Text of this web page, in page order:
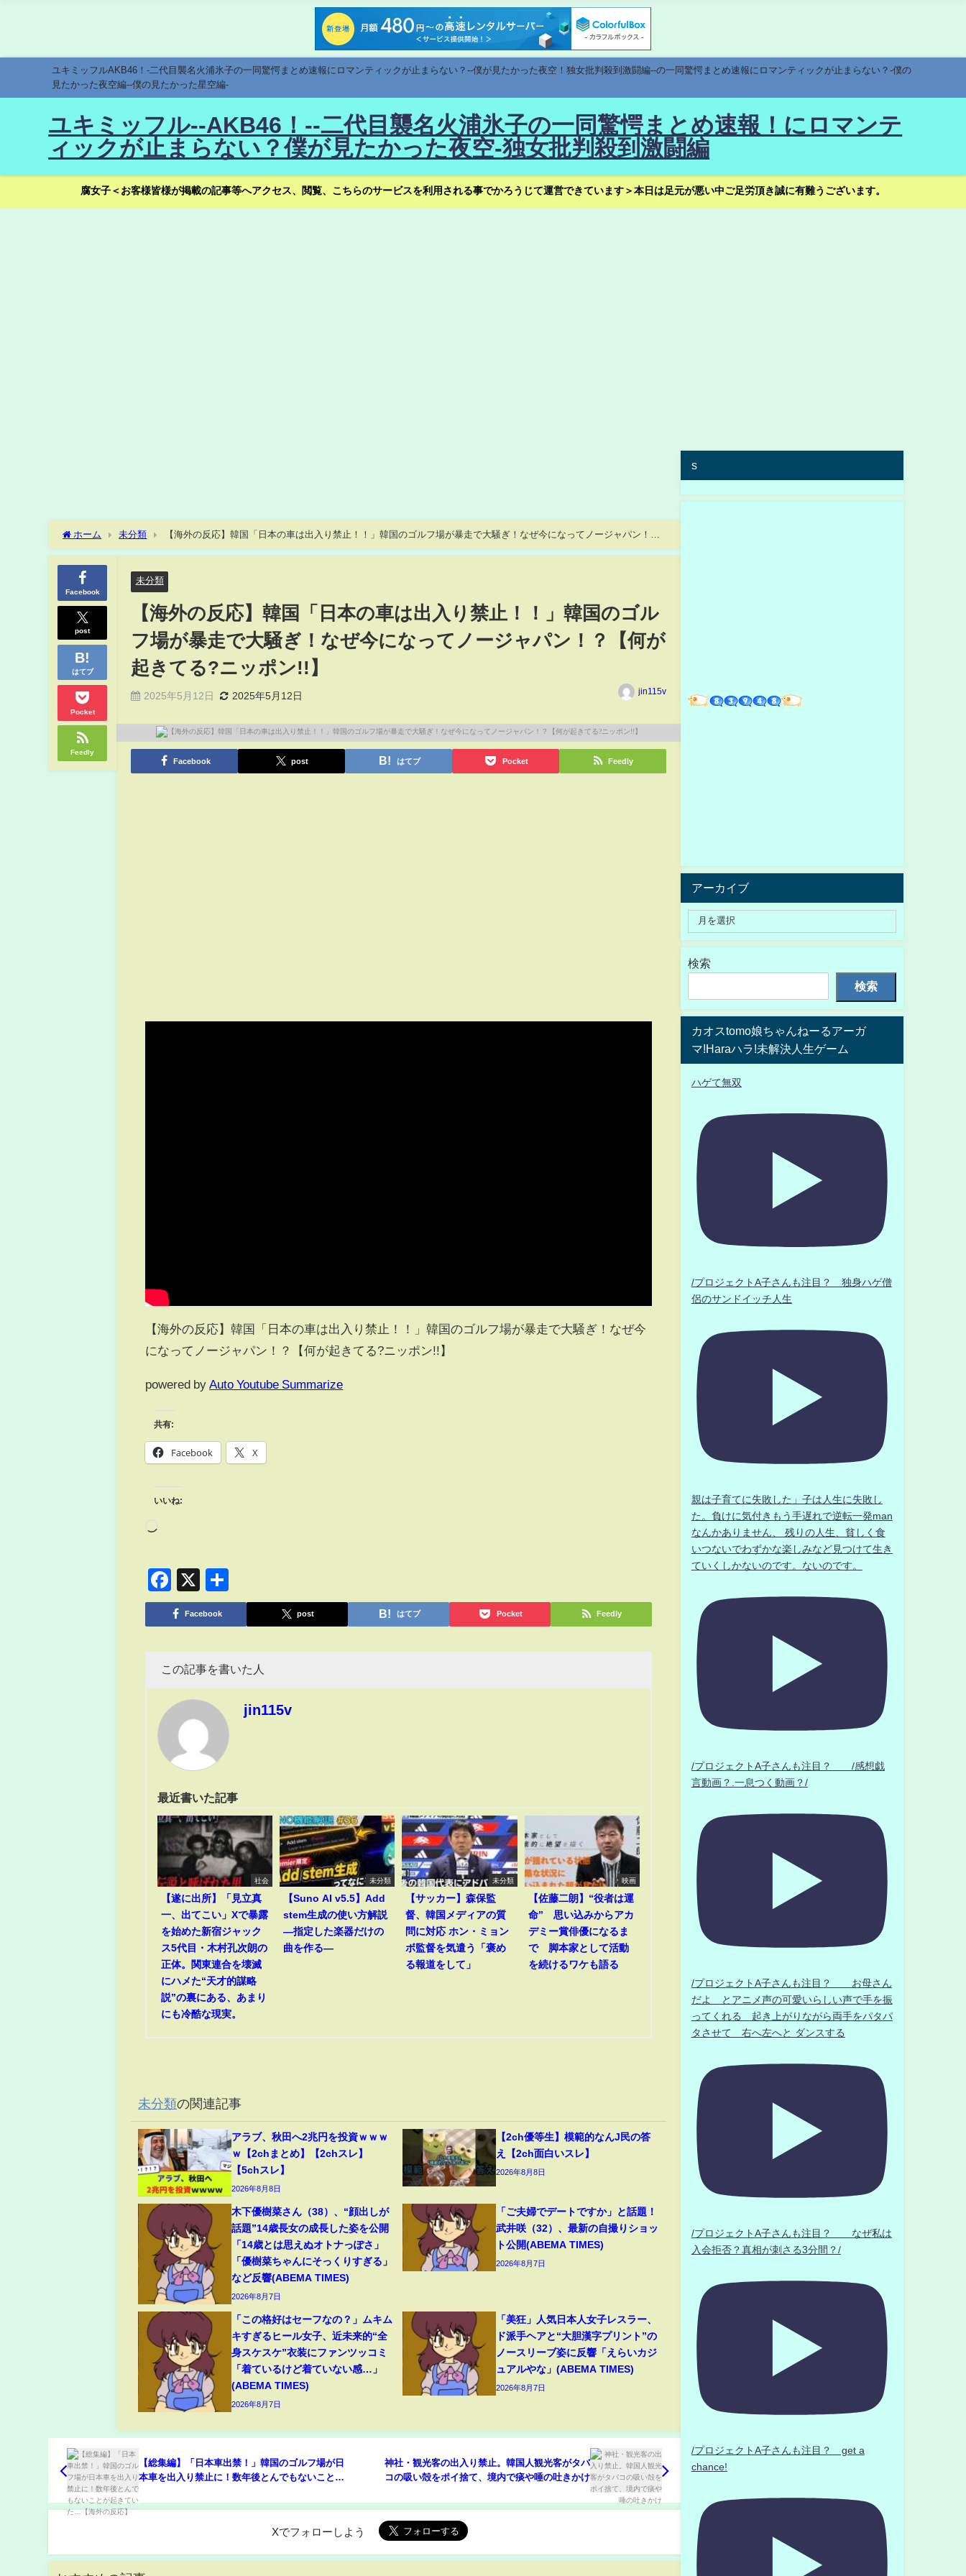
ユキミッフルAKB46！-二代目襲名火浦氷子の一同驚愕まとめ速報にロマンティックが止まらない？--僕が見たかった夜空！独女批判殺到激闘編--の一同驚愕まとめ速報にロマンティックが止まらない？-僕の
見たかった夜空編--僕の見たかった星空編-
ユキミッフル--AKB46！--二代目襲名火浦氷子の一同驚愕まとめ速報！にロマンテ
ィックが止まらない？僕が見たかった夜空-独女批判殺到激闘編
腐女子＜お客様皆様が掲載の記事等へアクセス、閲覧、こちらのサービスを利用される事でかろうじて運営できています＞本日は足元が悪い中ご足労頂き誠に有難うございます。
ホーム 未分類
【海外の反応】韓国「日本の車は出入り禁止！！」韓国のゴルフ場が暴走で大騒ぎ！なぜ今になってノージャパン！？
【何が起きてる?ニッポン!!】
Facebook
post
はてブ
Pocket
Feedly
未分類
【海外の反応】韓国「日本の車は出入り禁止！！」韓国のゴル
フ場が暴走で大騒ぎ！なぜ今になってノージャパン！？【何が
起きてる?ニッポン!!】
2025年5月12日 2025年5月12日 jin115v
Facebook post はてブ Pocket Feedly
【海外の反応】韓国「日本の車は出入り禁止！！」韓国のゴルフ場が暴走で大騒ぎ！なぜ今
になってノージャパン！？【何が起きてる?ニッポン!!】
powered by Auto Youtube Summarize
共有:
Facebook X
いいね:
Facebook
X
有
Facebook post はてブ Pocket Feedly
この記事を書いた人
jin115v
最近書いた記事
社会
【遂に出所】「見立真
一、出てこい」Xで暴露
を始めた新宿ジャック
ス5代目・木村孔次朗の
正体。関東連合を壊滅
にハメた“天才的謀略
説”の裏にある、あまり
にも冷酷な現実。
未分類
【Suno AI v5.5】Add
stem生成の使い方解説
―指定した楽器だけの
曲を作る―
未分類
【サッカー】森保監
督、韓国メディアの質
問に対応 ホン・ミョン
ボ監督を気遣う「褒め
る報道をして」
映画
【佐藤二朗】“役者は運
命” 思い込みからアカ
デミー賞俳優になるま
で 脚本家として活動
を続けるワケも語る
未分類の関連記事
アラブ、秋田へ2兆円を投資ｗｗｗ
ｗ【2chまとめ】【2chスレ】
【5chスレ】
2026年8月8日
【2ch優等生】模範的なんJ民の答
え【2ch面白いスレ】
2026年8月8日
木下優樹菜さん（38）、“顔出しが
話題”14歳長女の成長した姿を公開
「14歳とは思えぬオトナっぽさ」
「優樹菜ちゃんにそっくりすぎる」
など反響(ABEMA TIMES)
2026年8月7日
「ご夫婦でデートですか」と話題！
武井咲（32）、最新の自撮りショッ
ト公開(ABEMA TIMES)
2026年8月7日
「この格好はセーフなの？」ムキム
キすぎるヒール女子、近未来的“全
身スケスケ”衣装にファンツッコミ
「着ているけど着ていない感…」
(ABEMA TIMES)
2026年8月7日
「美狂」人気日本人女子レスラー、
ド派手ヘアと“大胆漢字プリント”の
ノースリーブ姿に反響「えらいカジ
ュアルやな」(ABEMA TIMES)
2026年8月7日
【総集編】「日本車出禁！」韓国のゴルフ場が日
本車を出入り禁止に！数年後とんでもないことが
神社・観光客の出入り禁止。韓国人観光客がタバ
コの吸い殻をポイ捨て、境内で痰や唾の吐きかけ
Xでフォローしよう
s
アーカイブ
検索
検索
カオスtomo娘ちゃんねーるアーガ
マ!Haraハラ!未解決人生ゲーム
ハゲて無双
/プロジェクトA子さんも注目？ 独身ハゲ僧
侶のサンドイッチ人生
親は子育てに失敗した」子は人生に失敗し
た。負けに気付きもう手遅れで逆転一発man
なんかありません、 残りの人生、貧しく食
いつないでわずかな楽しみなど見つけて生き
ていくしかないのです。ないのです。
/プロジェクトA子さんも注目？ /感想戯
言動画？.一息つく動画？/
/プロジェクトA子さんも注目？ お母さん
だよ とアニメ声の可愛いらしい声で手を振
ってくれる 起き上がりながら両手をパタパ
タさせて 右へ左へと ダンスする
/プロジェクトA子さんも注目？ なぜ私は
入会拒否？真相が刺さる3分間？/
/プロジェクトA子さんも注目？ get a
chance!